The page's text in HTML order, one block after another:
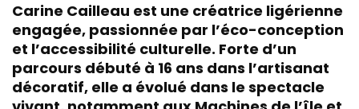
Carine Cailleau est une créatrice ligérienne
engagée, passionnée par l’éco-conception
et l’accessibilité culturelle. Forte d’un
parcours débuté à 16 ans dans l’artisanat
décoratif, elle a évolué dans le spectacle